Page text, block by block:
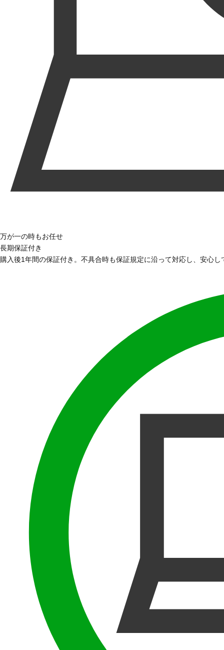
万が一の時もお任せ
長期保証付き
購入後1年間の保証付き。不具合時も保証規定に沿って対応し、安心